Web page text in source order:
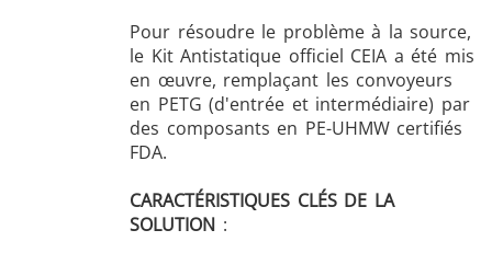
Pour résoudre le problème à la source,
le Kit Antistatique officiel CEIA a été mis
en œuvre, remplaçant les convoyeurs
en PETG (d'entrée et intermédiaire) par
des composants en PE-UHMW certifiés
FDA.
CARACTÉRISTIQUES CLÉS DE LA
SOLUTION :